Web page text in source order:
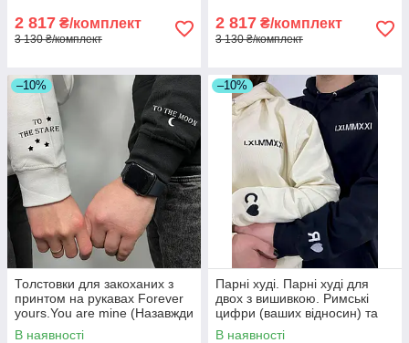
2 817 ₴/комплект
3 130 ₴/комплект
2 817 ₴/комплект
3 130 ₴/комплект
–10%
Толстовки для закоханих з
принтом на рукавах Forever
yours.You are mine (Назавжди
твоя. Ти моя)
В наявності
–10%
Парні худі. Парні худі для
двох з вишивкою. Римські
цифри (ваших відносин) та
ініціали літер імені.
В наявності